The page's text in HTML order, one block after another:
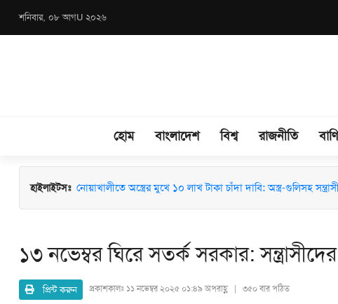
শনিবার, ০৮ আগU ২০২৬
হোম বাংলাদেশ বিশ্ব রাজনীতি
হাইলাইটসঃ মাধবপুরে জশনে জুলুস ও ঈদে মিলাদুন্নবী (সা.) উদযাপনে মতবিনিময়
১৩ নভেম্বর ঘিরে সতর্ক সরকার:
প্রিন্ট করুন প্রকাশকালঃ ১১ নভেম্বর ২০২৫ ০১:৪৯ অপরাহ্ণ | ৩৫০ বার পঠিত